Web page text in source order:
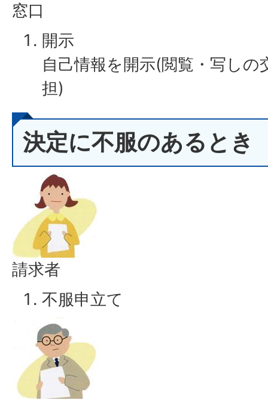
窓口
開示
自己情報を開示(閲覧・写し
担)
決定に不服のあるとき
請求者
不服申立て